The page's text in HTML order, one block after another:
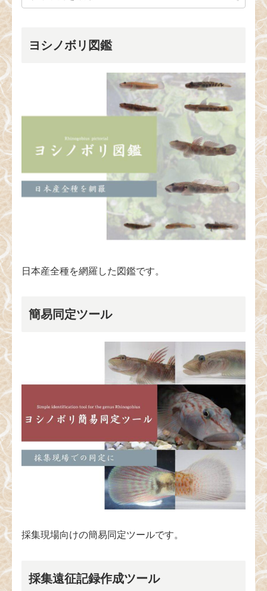
ヨシノボリ図鑑
日本産全種を網羅した図鑑です。
簡易同定ツール
採集現場向けの簡易同定ツールです。
採集遠征記録作成ツール